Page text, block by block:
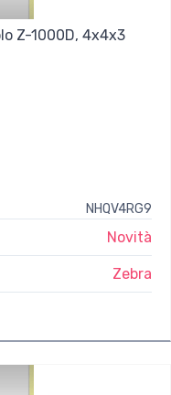
Z-1000D, 4x4x3
NHQV4RG9
Novità
Zebra